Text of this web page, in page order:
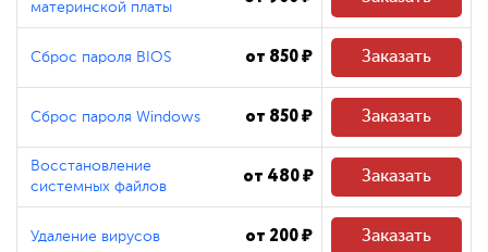
материнской платы
Сброс пароля BIOS от 850 ₽ Заказать
Сброс пароля Windows от 850 ₽ Заказать
Восстановление
системных файлов
от 480 ₽ Заказать
Удаление вирусов от 200 ₽ Заказать